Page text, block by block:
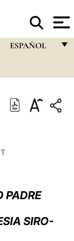
ESPAÑOL
ITALIANO
العربيّة
中文
PADRE
SIRO-